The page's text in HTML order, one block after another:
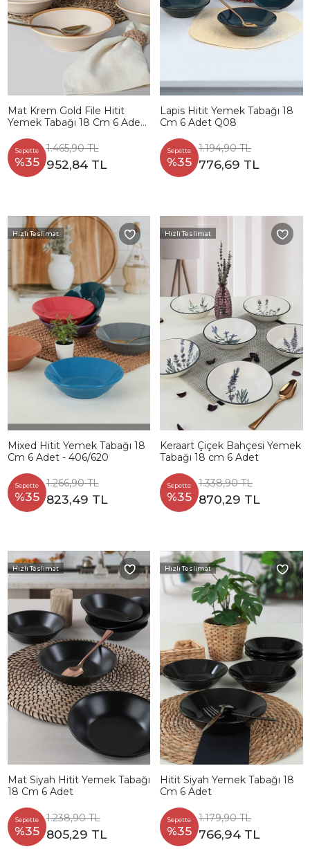
Mat Krem Gold File Hitit
Yemek Tabağı 18 Cm 6 Adet
Sepette
%35
1.465,90 TL
952,84 TL
Lapis Hitit Yemek Tabağı 18
Cm 6 Adet Q08
Sepette
%35
1.194,90 TL
776,69 TL
Hızlı Teslimat
Mixed Hitit Yemek Tabağı 18
Cm 6 Adet - 406/620
Sepette
%35
1.266,90 TL
823,49 TL
Hızlı Teslimat
Keraart Çiçek Bahçesi Yemek
Tabağı 18 cm 6 Adet
Sepette
%35
1.338,90 TL
870,29 TL
Hızlı Teslimat
Mat Siyah Hitit Yemek Tabağı
18 Cm 6 Adet
Sepette
%35
1.238,90 TL
805,29 TL
Hızlı Teslimat
Hitit Siyah Yemek Tabağı 18
Cm 6 Adet
Sepette
%35
1.179,90 TL
766,94 TL